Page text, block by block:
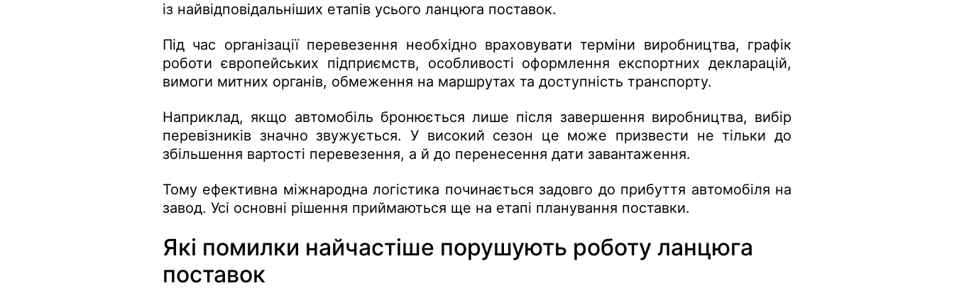
із найвідповідальніших етапів усього ланцюга поставок.
Під час організації перевезення необхідно враховувати терміни виробництва, графік
роботи європейських підприємств, особливості оформлення експортних декларацій,
вимоги митних органів, обмеження на маршрутах та доступність транспорту.
Наприклад, якщо автомобіль бронюється лише після завершення виробництва, вибір
перевізників значно звужується. У високий сезон це може призвести не тільки до
збільшення вартості перевезення, а й до перенесення дати завантаження.
Тому ефективна міжнародна логістика починається задовго до прибуття автомобіля на
завод. Усі основні рішення приймаються ще на етапі планування поставки.
Які помилки найчастіше порушують роботу ланцюга
поставок